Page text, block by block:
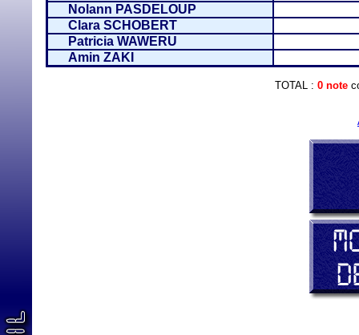
Nolann PASDELOUP
Clara SCHOBERT
Patricia WAWERU
Amin ZAKI
TOTAL : 0 note